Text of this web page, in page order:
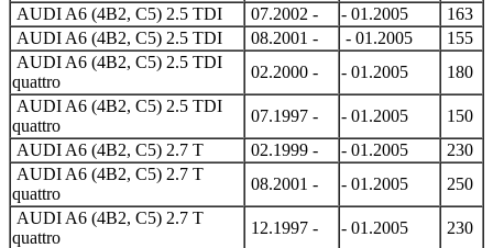
AUDI A6 (4B2, C5) 2.5 TDI
07.2002 - - 01.2005
163
AUDI A6 (4B2, C5) 2.5 TDI
08.2001 - - 01.2005
155
AUDI A6 (4B2, C5) 2.5 TDI
quattro
02.2000 - - 01.2005
180
AUDI A6 (4B2, C5) 2.5 TDI
quattro
07.1997 - - 01.2005
150
AUDI A6 (4B2, C5) 2.7 T
02.1999 - - 01.2005
230
AUDI A6 (4B2, C5) 2.7 T
quattro
08.2001 - - 01.2005
250
AUDI A6 (4B2, C5) 2.7 T
quattro
12.1997 - - 01.2005
230